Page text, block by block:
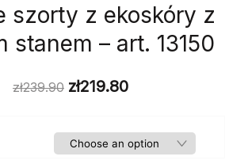
szorty z ekoskóry z
stanem – art. 13150
zł239.90 zł219.80